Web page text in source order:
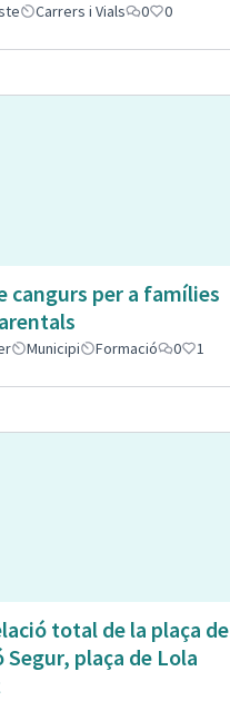
Carrers i Vials 0 0
cangurs per a famílies
Municipi Formació 0 1
total de la plaça de
plaça de Lola